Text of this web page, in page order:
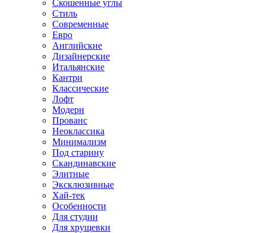
Скошенные углы
Стиль
Современные
Евро
Английские
Дизайнерские
Итальянские
Кантри
Классические
Лофт
Модерн
Прованс
Неоклассика
Минимализм
Под старину
Скандинавские
Элитные
Эксклюзивные
Хай-тек
Особенности
Для студии
Для хрущевки